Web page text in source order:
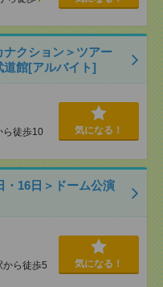
ナクション＞ツアー
道館[アルバイト]
ら徒歩10
気になる！
・16日＞ドーム公演
から徒歩5
気になる！